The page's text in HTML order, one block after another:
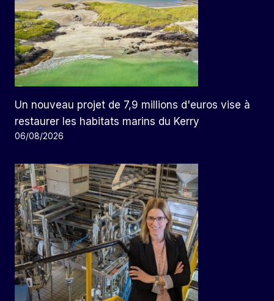
Un nouveau projet de 7,9 millions d'euros vise à
restaurer les habitats marins du Kerry
06/08/2026